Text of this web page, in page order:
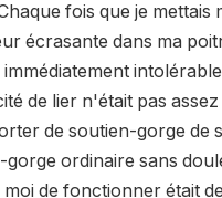
fois que je mettais
écrasante dans ma
de lier n'était pas
de soutien-gorge de
gorge ordinaire sans
de fonctionner était